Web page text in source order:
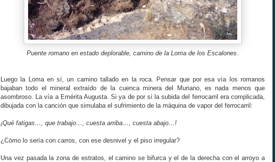
Puente romano en estado deplorable, camino de la Loma de los Escalones.
Luego la Loma en sí, un camino tallado en la roca. Pensar que por esa vía los romanos
bajaban todo el mineral extraído de la cuenca minera del Muriano, es nada menos que
asombroso. La vía a Emérita Augusta. Si ya de por sí la subida del ferrocarril era complicada,
dibujada con la canción que simulaba el sufrimiento de la máquina de vapor del ferrocarril:
¡Qué fatigas…, que trabajo…, cuesta arriba…, cuesta abajo…!
¿Cómo lo sería con carros, con ese desnivel y el piso irregular?
Una vez pasada la zona de estratos, el camino se bifurca y el de la derecha con el arroyo a